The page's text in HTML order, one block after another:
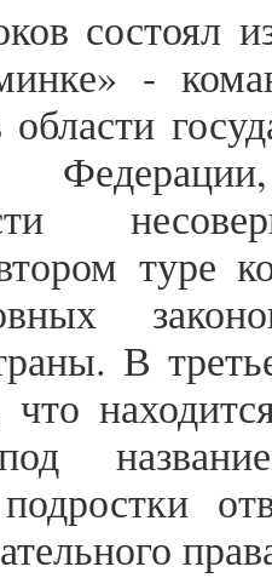
состоял
-
туре
В
что
под
подростки